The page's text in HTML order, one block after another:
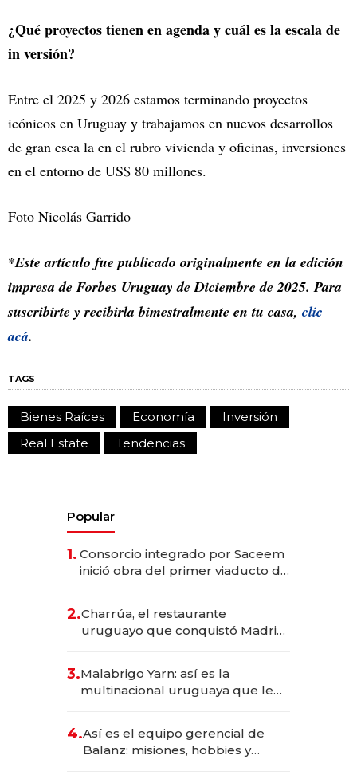
¿Qué proyectos tienen en agenda y cuál es la escala de
in versión?
Entre el 2025 y 2026 estamos terminando proyectos
icónicos en Uruguay y trabajamos en nuevos desarrollos
de gran esca la en el rubro vivienda y oficinas, inversiones
en el entorno de US$ 80 millones.
Foto Nicolás Garrido
*Este artículo fue publicado originalmente en la edición
impresa de Forbes Uruguay de Diciembre de 2025. Para
suscribirte y recibirla bimestralmente en tu casa, clic
acá.
TAGS
Bienes Raíces Economía
Inversión
Real Estate
Tendencias
Popular
1. Consorcio integrado por Saceem
inició obra del primer viaducto de
millones
2.Charrúa, el restaurante
uruguayo que conquistó Madrid:
anticipación y prepara apertura
3.Malabrigo Yarn: así es la
multinacional uruguaya que le
4.Así es el equipo gerencial de
Balanz: misiones, hobbies y